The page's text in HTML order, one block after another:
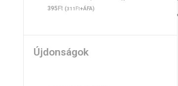
395Ft (311 Ft+ÁFA)
Újdonságok